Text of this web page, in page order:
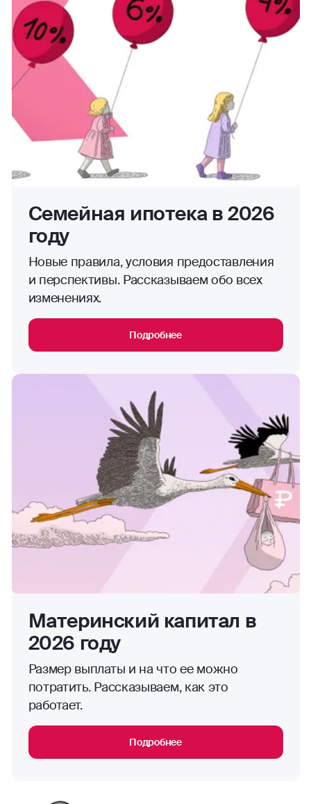
Семейная ипотека в 2026
году
Новые правила, условия предоставления
и перспективы. Рассказываем обо всех
изменениях.
Подробнее
Материнский капитал в
2026 году
Размер выплаты и на что ее можно
потратить. Рассказываем, как это
работает.
Подробнее